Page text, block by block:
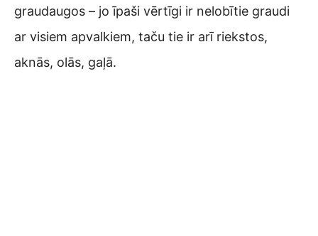
graudaugos – jo īpaši vērtīgi ir nelobītie graudi
ar visiem apvalkiem, taču tie ir arī riekstos,
aknās, olās, gaļā.